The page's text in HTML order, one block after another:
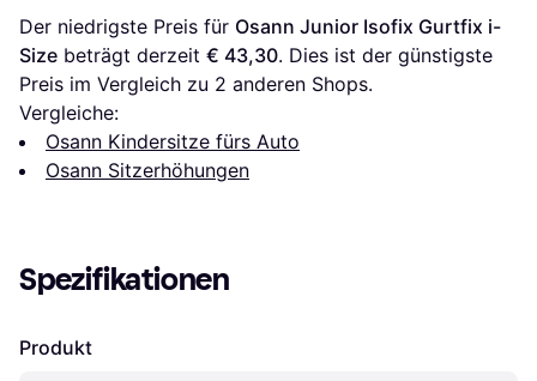
Der niedrigste Preis für Osann Junior Isofix Gurtfix i-
Size beträgt derzeit € 43,30. Dies ist der günstigste
Preis im Vergleich zu 2 anderen Shops.
Vergleiche:
Osann Kindersitze fürs Auto
Osann Sitzerhöhungen
Spezifikationen
Produkt